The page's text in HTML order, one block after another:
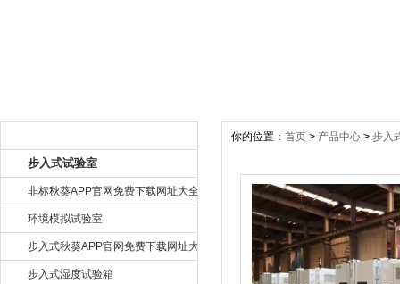
步入式试验室
非标秋葵APP官网免费下载网址大全
环境模拟试验室
步入式秋葵APP官网免费下载网址大全
步入式湿度试验箱
你的位置： 首页 > 产品中心 > 步入